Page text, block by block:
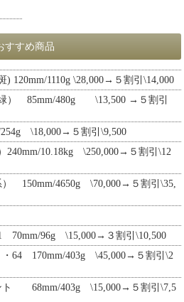
すすめ商品
) 120mm/1110g \28,000→５割引\14,000
緑） 85mm/480g \13,500 →５割引
\18,000→５割引\9,500
240mm/10.18kg \250,000→５割引\12
） 150mm/4650g \70,000→５割引\35,
70mm/96g \15,000→３割引\10,500
・64 170mm/403g \45,000→５割引\2
ト 68mm/403g \15,000→５割引\7,5